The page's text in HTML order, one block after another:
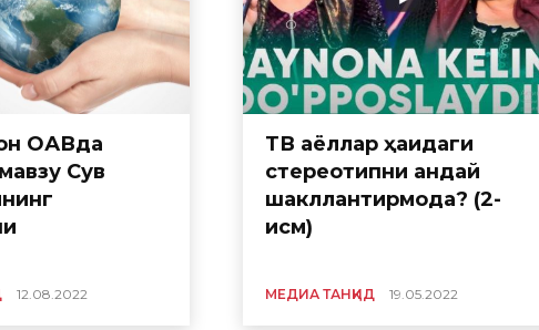
ОАВда
Сув
12.08.2022
ТВ аёллар ҳақидаги
стереотипни қандай
шакллантирмоқда? (2-
қисм)
МЕДИА ТАНҚИД 19.05.2022